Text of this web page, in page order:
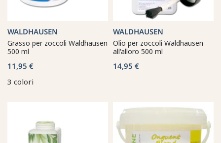
WALDHAUSEN
Grasso per zoccoli Waldhausen
500 ml
11,95 €
3 colori
WALDHAUSEN
Olio per zoccoli Waldhausen
all'alloro 500 ml
14,95 €